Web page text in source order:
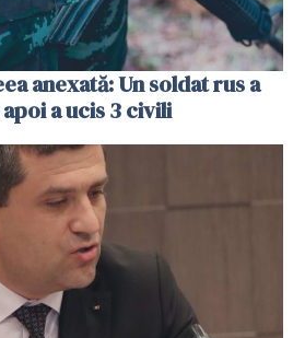
anexată: Un soldat rus a
a ucis 3 civili